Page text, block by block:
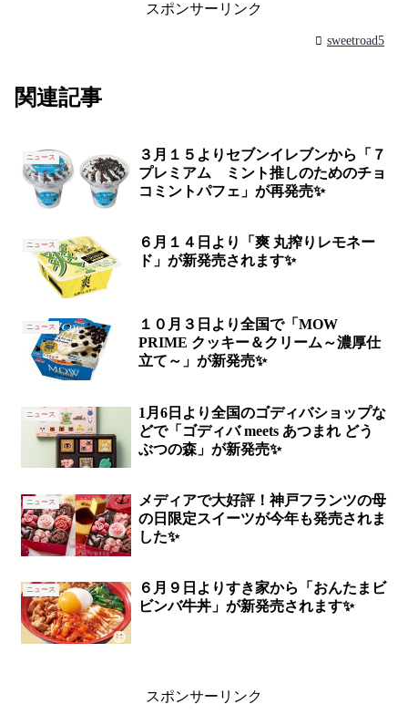
スポンサーリンク
sweetroad5
関連記事
ニュース
３月１５よりセブンイレブンから「７
プレミアム ミント推しのためのチョ
コミントパフェ」が再発売✨
ニュース
６月１４日より「爽 丸搾りレモネー
ド」が新発売されます✨
ニュース
１０月３日より全国で「MOW
PRIME クッキー＆クリーム～濃厚仕
立て～」が新発売✨
ニュース
1月6日より全国のゴディバショップな
どで「ゴディバ meets あつまれ どう
ぶつの森」が新発売✨
ニュース
メディアで大好評！神戸フランツの母
の日限定スイーツが今年も発売されま
した✨
ニュース
６月９日よりすき家から「おんたまビ
ビンバ牛丼」が新発売されます✨
スポンサーリンク